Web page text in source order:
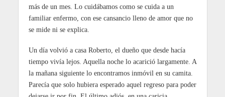
más de un mes. Lo cuidábamos como se cuida a un
familiar enfermo, con ese cansancio lleno de amor que no
se mide ni se explica.
Un día volvió a casa Roberto, el dueño que desde hacía
tiempo vivía lejos. Aquella noche lo acarició largamente. A
la mañana siguiente lo encontramos inmóvil en su camita.
Parecía que solo hubiera esperado aquel regreso para poder